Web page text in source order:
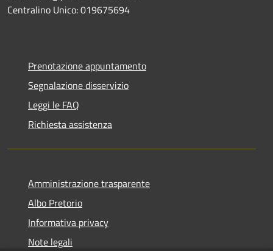
Centralino Unico: 019675694
Prenotazione appuntamento
Segnalazione disservizio
Leggi le FAQ
Richiesta assistenza
Amministrazione trasparente
Albo Pretorio
Informativa privacy
Note legali